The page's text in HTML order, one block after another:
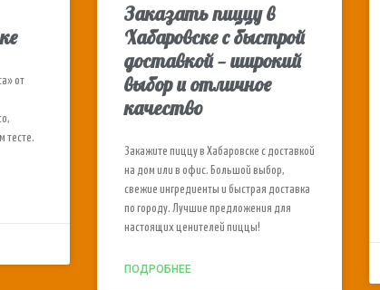
от
тесте.
Заказать пиццу в
Хабаровске с быстрой
доставкой — широкий
выбор и отличное
качество
Закажите пиццу в Хабаровске с доставкой
на дом или в офис. Большой выбор,
свежие ингредиенты и быстрая доставка
по городу. Лучшие предложения для
настоящих ценителей пиццы!
ПОДРОБНЕЕ